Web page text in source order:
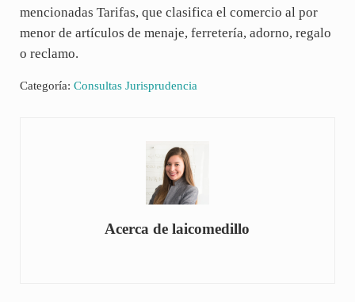
mencionadas Tarifas, que clasifica el comercio al por
menor de artículos de menaje, ferretería, adorno, regalo
o reclamo.
Categoría: Consultas Jurisprudencia
Acerca delaicomedillo